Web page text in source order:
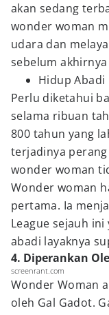
akan sedang
wonder woman
udara dan
sebelum
Hidup Abadi
Perlu diketahui
selama ribuan
800 tahun yang
terjadinya
wonder woman
Wonder woman
pertama. Ia
League sejauh
abadi layaknya
4. Diperankan
screenrant.com
Wonder Woman
oleh Gal Gadot.